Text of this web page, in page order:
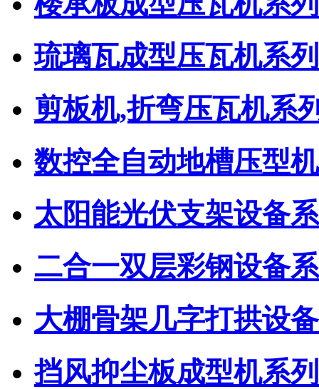
琉璃瓦成型压瓦机系列
剪板机,折弯压瓦机系
数控全自动地槽压型机
太阳能光伏支架设备
二合一双层彩钢设备
大棚骨架几字打拱设
挡风抑尘板成型机系列